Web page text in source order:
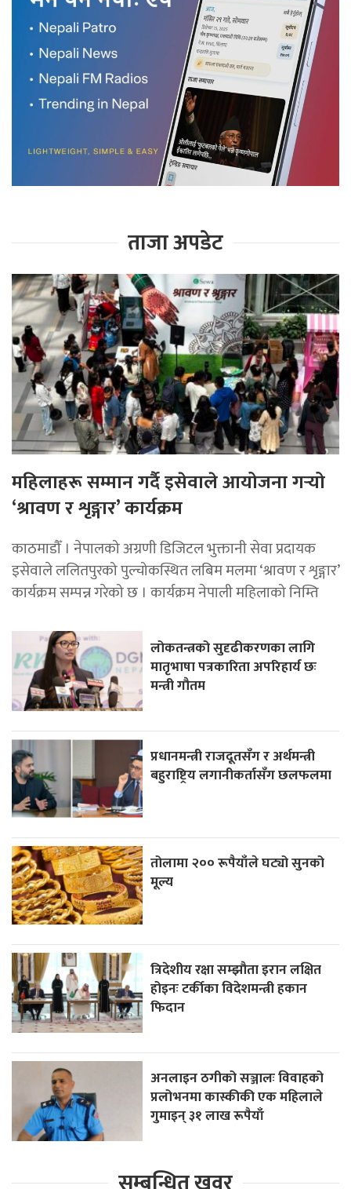
ताजा अपडेट
महिलाहरू सम्मान गर्दै इसेवाले आयोजना गर्‍यो
‘श्रावण र शृङ्गार’ कार्यक्रम
काठमाडौँ । नेपालको अग्रणी डिजिटल भुक्तानी सेवा प्रदायक
इसेवाले ललितपुरको पुल्चोकस्थित लबिम मलमा ‘श्रावण र शृङ्गार’
कार्यक्रम सम्पन्न गरेको छ । कार्यक्रम नेपाली महिलाको निम्ति
लोकतन्त्रको सुदृढीकरणका लागि
मातृभाषा पत्रकारिता अपरिहार्य छः
मन्त्री गौतम
प्रधानमन्त्री राजदूतसँग र अर्थमन्त्री
बहुराष्ट्रिय लगानीकर्तासँग छलफलमा
तोलामा २०० रूपैयाँले घट्यो सुनको
मूल्य
त्रिदेशीय रक्षा सम्झौता इरान लक्षित
होइनः टर्कीका विदेशमन्त्री हकान
फिदान
अनलाइन ठगीको सञ्जालः विवाहको
प्रलोभनमा कास्कीकी एक महिलाले
गुमाइन् ३१ लाख रूपैयाँ